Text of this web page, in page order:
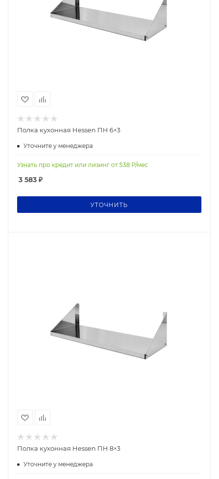
Полка кухонная Hessen ПН 6×3
Уточните у менеджера
Узнать про кредит или лизинг от 538 Р/мес
3 583 ₽
УТОЧНИТЬ
Полка кухонная Hessen ПН 8×3
Уточните у менеджера